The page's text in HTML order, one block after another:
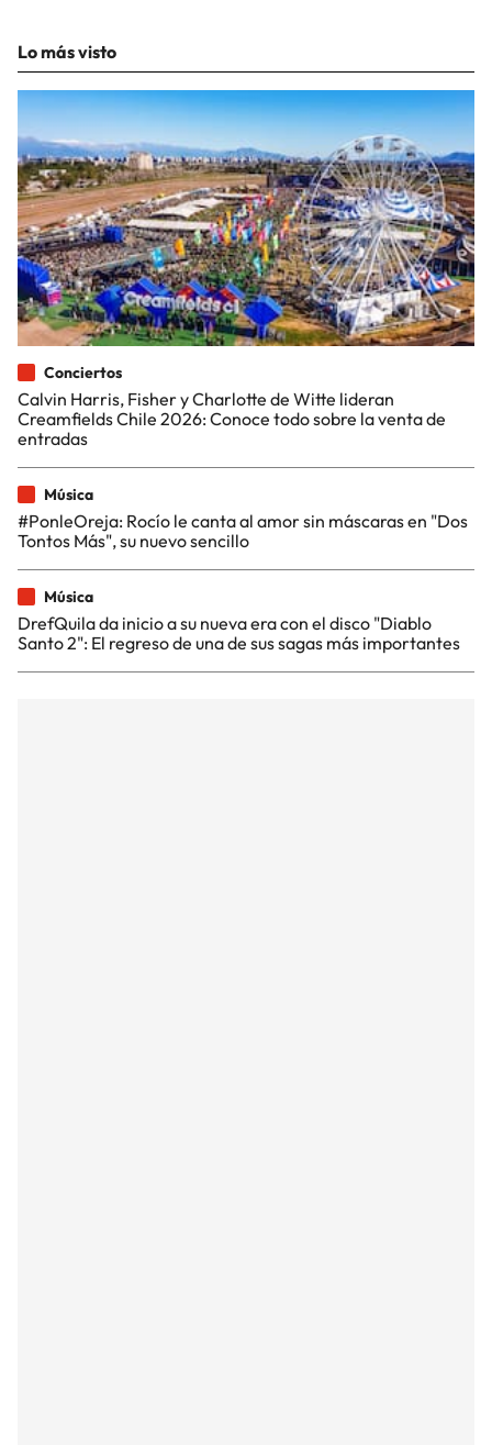
Lo más visto
Conciertos
Calvin Harris, Fisher y Charlotte de Witte lideran
Creamfields Chile 2026: Conoce todo sobre la venta de
entradas
Música
#PonleOreja: Rocío le canta al amor sin máscaras en "Dos
Tontos Más", su nuevo sencillo
Música
DrefQuila da inicio a su nueva era con el disco "Diablo
Santo 2": El regreso de una de sus sagas más importantes